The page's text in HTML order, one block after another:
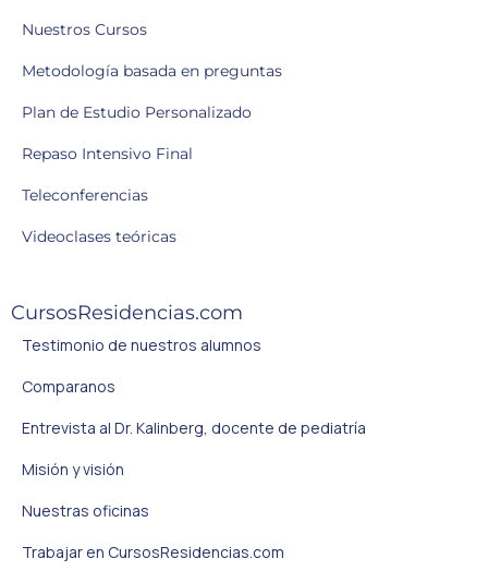
Nuestros Cursos
Metodología basada en preguntas
Plan de Estudio Personalizado
Repaso Intensivo Final
Teleconferencias
Videoclases teóricas
CursosResidencias.com
Testimonio de nuestros alumnos
Comparanos
Entrevista al Dr. Kalinberg, docente de pediatría
Misión y visión
Nuestras oficinas
Trabajar en CursosResidencias.com